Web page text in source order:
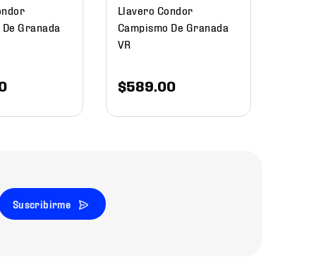
Granada
Llavero Condor
Campismo De Granada
VR
$589.00
Suscribirme